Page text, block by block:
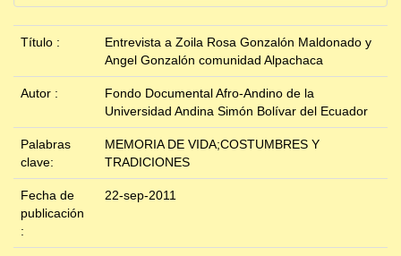
Título :
Entrevista a Zoila Rosa Gonzalón Maldonado y
Angel Gonzalón comunidad Alpachaca
Autor :
Fondo Documental Afro-Andino de la
Universidad Andina Simón Bolívar del Ecuador
Palabras
clave:
MEMORIA DE VIDA;COSTUMBRES Y
TRADICIONES
Fecha de
publicación
:
22-sep-2011